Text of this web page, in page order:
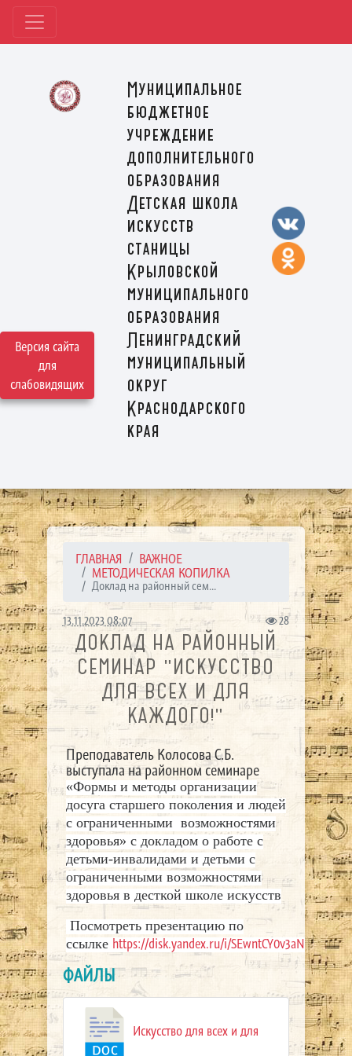
Версия сайта
для
слабовидящих
Муниципальное
бюджетное
учреждение
дополнительного
образования
Детская школа
искусств
станицы
Крыловской
муниципального
образования
Ленинградский
муниципальный
округ
Краснодарского
края
ГЛАВНАЯ
ВАЖНОЕ
МЕТОДИЧЕСКАЯ КОПИЛКА
Доклад на районный сем...
13.11.2023 08:07 28
ДОКЛАД НА РАЙОННЫЙ
СЕМИНАР "ИСКУССТВО
ДЛЯ ВСЕХ И ДЛЯ
КАЖДОГО!"
Преподаватель Колосова С.Б.
выступала на районном семинаре
«Формы и методы организации
досуга старшего поколения и людей
с ограниченными возможностями
здоровья» с докладом о работе с
детьми-инвалидами и детьми с
ограниченными возможностями
здоровья в десткой школе искусств
Посмотреть презентацию по
ссылке https://disk.yandex.ru/i/SEwntCY0v3aN8g
ФАЙЛЫ
Искусство для всех и для